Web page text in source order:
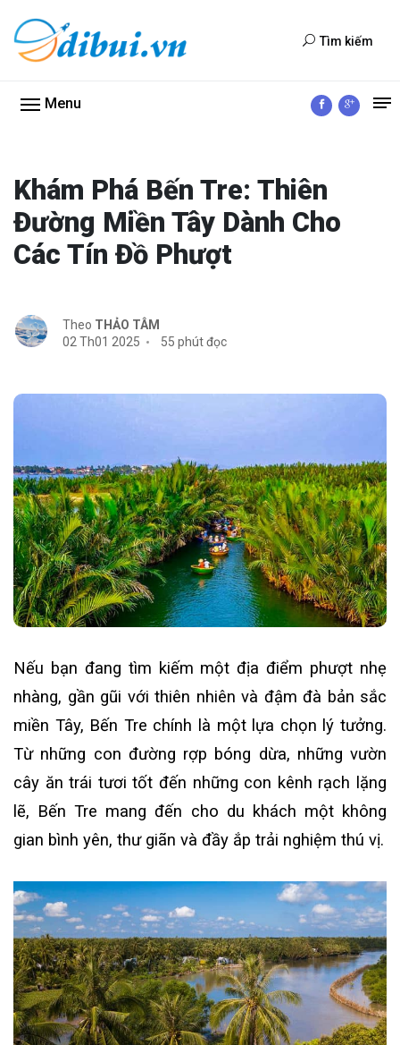
Tìm kiếm
Menu
Khám Phá Bến Tre: Thiên
Đường Miền Tây Dành Cho
Các Tín Đồ Phượt
Theo THẢO TÂM
02 Th01 2025
55 phút đọc
Nếu bạn đang tìm kiếm một địa điểm phượt nhẹ
nhàng, gần gũi với thiên nhiên và đậm đà bản sắc
miền Tây, Bến Tre chính là một lựa chọn lý tưởng.
Từ những con đường rợp bóng dừa, những vườn
cây ăn trái tươi tốt đến những con kênh rạch lặng
lẽ, Bến Tre mang đến cho du khách một không
gian bình yên, thư giãn và đầy ắp trải nghiệm thú vị.